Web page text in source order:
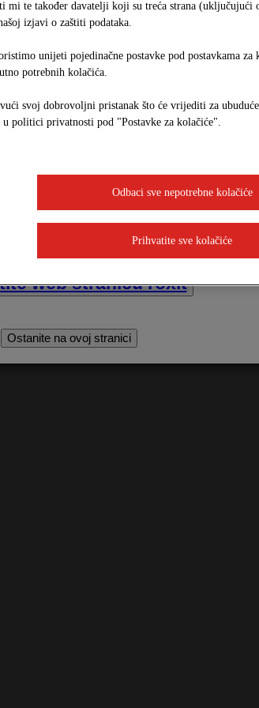
Sada smo roxit!
se razvija dalje – pod novim
našu novu web stranicu:
web stranicu roxit
Ostanite na ovoj stranici
mi te također davatelji koji su treća strana (uključujući
izjavi o zaštiti podataka.
unijeti pojedinačne postavke pod postavkama za
potrebnih kolačića.
svoj dobrovoljni pristanak što će vrijediti za
politici privatnosti pod "Postavke za kolačiće".
Odbaci sve nepotrebne kolačiće
Prihvatite sve kolačiće